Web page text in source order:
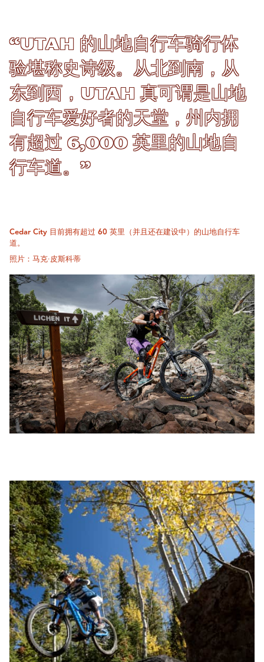
“Utah 的山地自行车骑行体
验堪称史诗级。从北到南，从
东到西，Utah 真可谓是山地
自行车爱好者的天堂，州内拥
有超过 6,000 英里的山地自
行车道。”
Cedar City 目前拥有超过 60 英里（并且还在建设中）的山地自行车
道。
照片：马克·皮斯科蒂